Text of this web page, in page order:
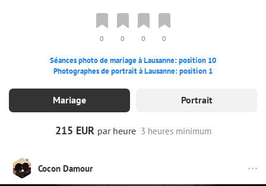
0 0 0 0
Séances photo de mariage à Lausanne: position 10
Photographes de portrait à Lausanne: position 1
Mariage Portrait
215 EUR par heure 3 heures minimum
Cocon Damour